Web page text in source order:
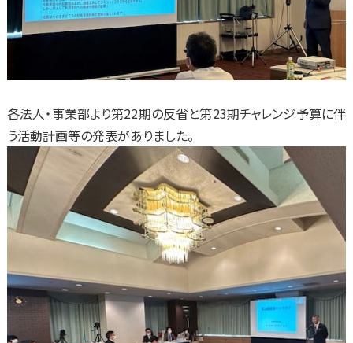
各法人・事業部より第22期の反省と第23期チャレンジ予算に伴
う活動計画等の発表がありました。